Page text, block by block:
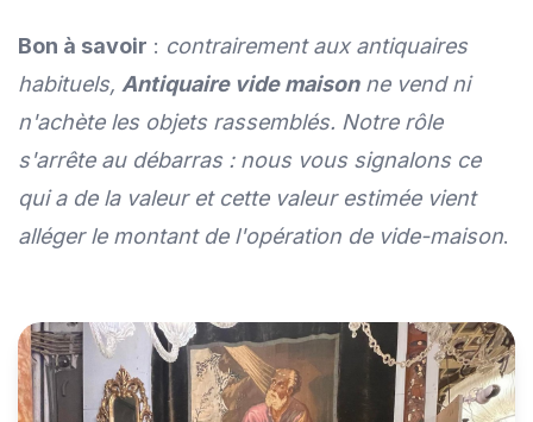
Bon à savoir : contrairement aux antiquaires
habituels, Antiquaire vide maison ne vend ni
n'achète les objets rassemblés. Notre rôle
s'arrête au débarras : nous vous signalons ce
qui a de la valeur et cette valeur estimée vient
alléger le montant de l'opération de vide-maison.